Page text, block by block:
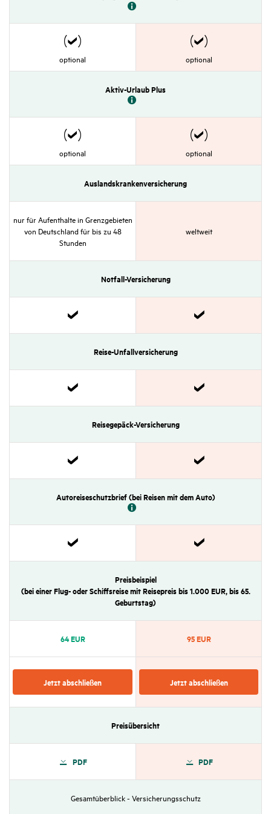
kungen
fend
optional
fend
Einschrän­
kungen
optional
Aktiv-Urlaub Plus
fend
optional
fend
Einschrän­
optional
Auslands­kranken­versi­che­rung
nur für Aufent­halte in Grenz­ge­bieten
von Deutsch­land für bis zu 48
Stunden
welt­weit
Notfall­-Versi­che­rung
Zutref­
Zutref­
Reise-Unfall­versi­che­rung
Zutref­
Zutref­
Reise­ge­päck-Versi­che­rung
Zutref­
Zutref­
Auto­reise­schutz­brief (bei Reisen mit dem Auto)
Zutref­
Zutref­
Preis­bei­spiel
(bei einer Flug- oder Schiffs­reise mit Reise­preis bis 1.000 EUR, bis 65.
Geburtstag)
64 EUR 95 EUR
Jetzt abschließen Jetzt abschließen
Preis­über­sicht
PDF PDF
Gesamt­über­blick - Versi­che­rungs­schutz